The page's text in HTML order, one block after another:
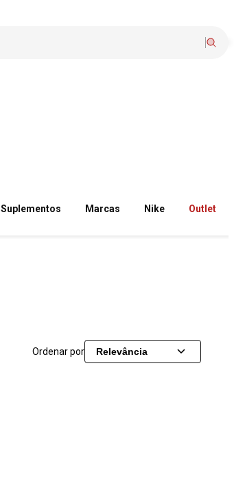
Suplementos Marcas Nike Outlet
Ordenar por Relevância